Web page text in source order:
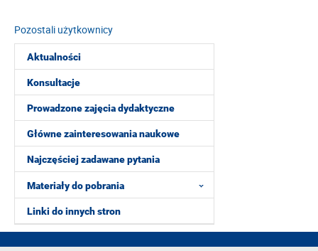
Aktualności
Konsultacje
Prowadzone zajęcia dydaktyczne
Główne zainteresowania naukowe
Najczęściej zadawane pytania
Materiały do pobrania
Linki do innych stron
Pozostali użytkownicy